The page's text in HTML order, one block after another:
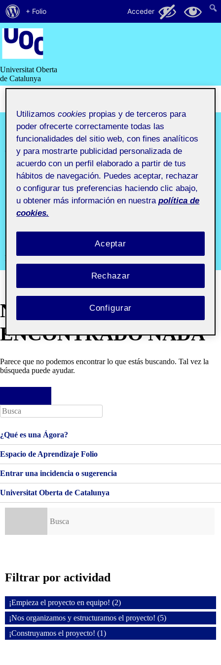
Saltar
contenido
Universitat Oberta
de Catalunya
Recursos
y
comunidades
digitales
aula 1
Recursos y comunidades digitales aula 1
NO SE HA
ENCONTRADO NADA
Parece que no podemos encontrar lo que estás buscando. Tal vez la
búsqueda puede ayudar.
Buscar:
¿Qué es una Ágora?
Espacio de Aprendizaje Folio
Entrar una incidencia o sugerencia
Universitat Oberta de Catalunya
Filtrar por actividad
¡Empieza el proyecto en equipo! (2)
¡Nos organizamos y estructuramos el proyecto! (5)
¡Construyamos el proyecto! (1)
Acerca
de
WordPress
+ Folio Acceder 107 9
Utilizamoscookies propias y de terceros para
poder ofrecerte correctamente todas las
funcionalidades del sitio web, con fines analíticos
y para mostrarte publicidad personalizada de
acuerdo con un perfil elaborado a partir de tus
hábitos de navegación. Puedes aceptar, rechazar
o configurar tus preferencias haciendo clic abajo,
u obtener más información en nuestra política de
cookies.
Rechazar
Aceptar
Configurar